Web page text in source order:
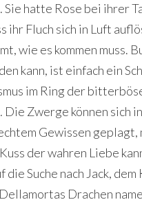
hatte Rose bei ihrer
ihr Fluch sich in Luft
wie es kommen muss.
kann, ist einfach ein
im Ring der
Die Zwerge können sich
Gewissen geplagt,
der wahren Liebe
Suche nach Jack, dem
Drachen